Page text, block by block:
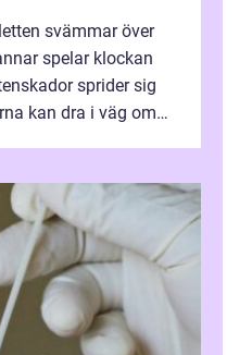
svämmar över
spelar klockan
sprider sig
kan dra i väg om